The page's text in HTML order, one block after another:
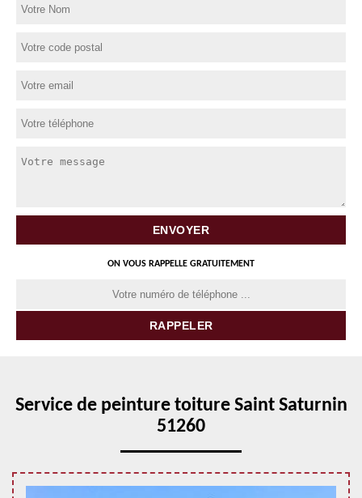
ON VOUS RAPPELLE GRATUITEMENT
Service de peinture toiture Saint Saturnin
51260